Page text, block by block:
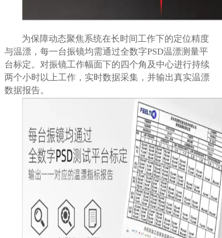
为保障动态聚焦系统在长时间工作下的定位精度
与温漂，每一台振镜均需通过全数字PSD温漂测量平
台标定。对振镜工作幅面下的四个角及中心进行持续
两个小时以上工作，实时数据采集，并输出真实温漂
数据报告。